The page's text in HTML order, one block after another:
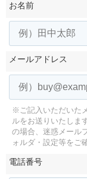
お名前
メールアドレス
※ご記入いただいた
ルをお送りいたします
の場合、迷惑メール
ォルダ・設定等をご
電話番号